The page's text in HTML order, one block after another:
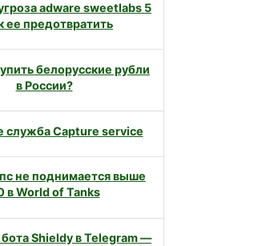
adware sweetlabs 5
ее предотвратить
белорусские рубли
в России?
служба Capture service
не поднимается выше
в World of Tanks
Shieldy в Telegram —